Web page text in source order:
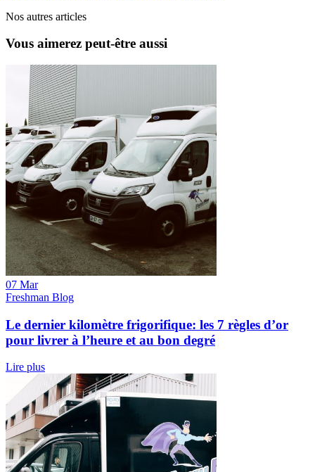
Nos autres articles
Vous aimerez peut-être aussi
07 Mar
Freshman Blog
Le dernier kilomètre frigorifique: les 7 règles d’or
pour livrer à l’heure et au bon degré
Lire plus